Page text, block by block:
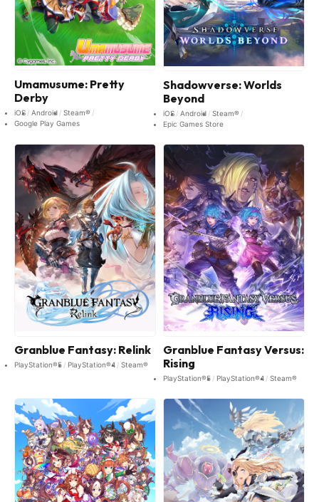
Umamusume: Pretty
Derby
iOS Android
Steam®
Google Play Games
Shadowverse: Worlds
Beyond
iOS Android
Steam®
Epic Games Store
Granblue Fantasy: Relink
PlayStation®5 PlayStation®4 Steam®
Granblue Fantasy Versus:
Rising
PlayStation®5 PlayStation®4 Steam®